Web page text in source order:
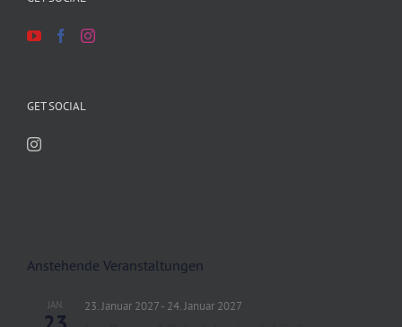
GET SOCIAL
Anstehende Veranstaltungen
JAN. 23. Januar 2027- 24. Januar 2027